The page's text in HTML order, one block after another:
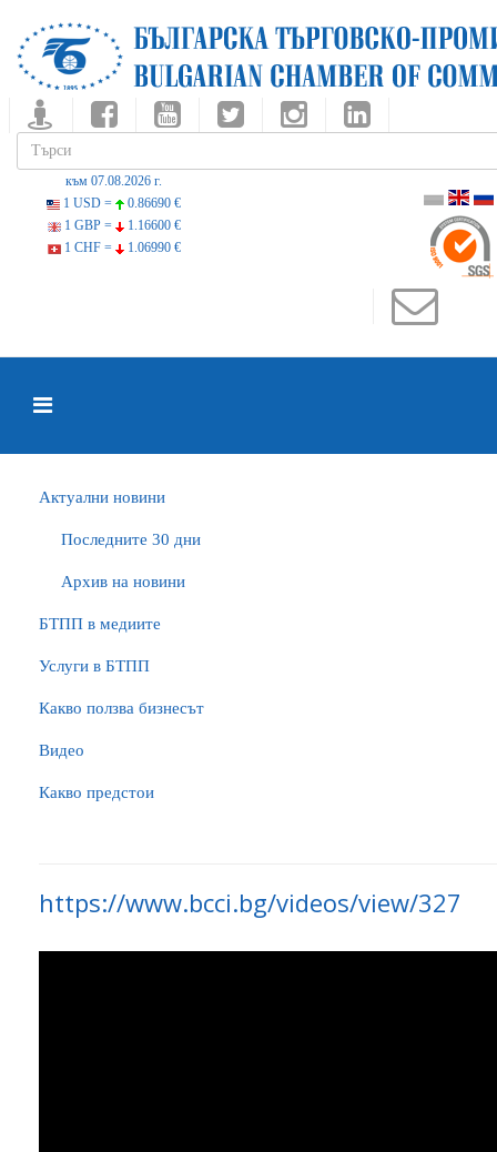
към 07.08.2026 г.
1 USD =
0.86690 €
1 GBP =
1.16600 €
1 CHF =
1.06990 €
Актуални новини
Последните 30 дни
Архив на новини
БTПП в медиите
Услуги в БТПП
Какво ползва бизнесът
Видео
Какво предстои
https://www.bcci.bg/videos/view/327